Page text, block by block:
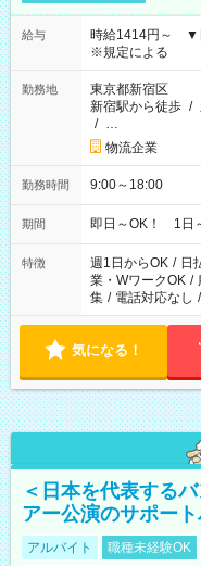
給与
時給1414円～ ▼
※規定による
勤務地
東京都新宿区
新宿駅から徒歩 /
/ …
物流企業
勤務時間 9:00～18:00
期間 即日～OK！ 1日
特徴 週1日からOK / 日
業・WワークOK /
集 / 電話対応なし /
気になる！
＜日本を代表する
アー公演のサポー
アルバイト 職種未経験OK